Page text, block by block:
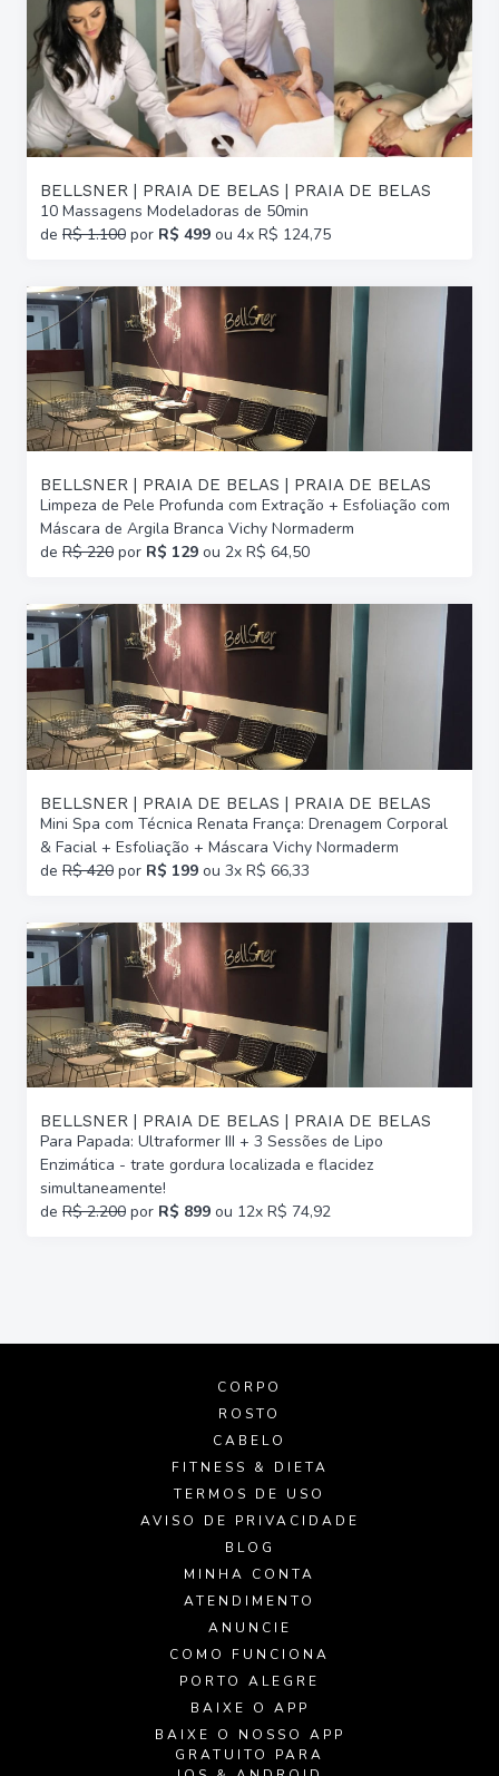
BELLSNER | PRAIA DE BELAS | PRAIA DE BELAS
10 Massagens Modeladoras de 50min
de R$ 1.100 por R$ 499 ou 4x R$ 124,75
BELLSNER | PRAIA DE BELAS | PRAIA DE BELAS
Limpeza de Pele Profunda com Extração + Esfoliação com
Máscara de Argila Branca Vichy Normaderm
de R$ 220 por R$ 129 ou 2x R$ 64,50
BELLSNER | PRAIA DE BELAS | PRAIA DE BELAS
Mini Spa com Técnica Renata França: Drenagem Corporal
& Facial + Esfoliação + Máscara Vichy Normaderm
de R$ 420 por R$ 199 ou 3x R$ 66,33
BELLSNER | PRAIA DE BELAS | PRAIA DE BELAS
Para Papada: Ultraformer III + 3 Sessões de Lipo
Enzimática - trate gordura localizada e flacidez
simultaneamente!
de R$ 2.200 por R$ 899 ou 12x R$ 74,92
CORPO
ROSTO
CABELO
FITNESS & DIETA
TERMOS DE USO
AVISO DE PRIVACIDADE
BLOG
MINHA CONTA
ATENDIMENTO
ANUNCIE
COMO FUNCIONA
PORTO ALEGRE
BAIXE O APP
BAIXE O NOSSO APP
GRATUITO PARA